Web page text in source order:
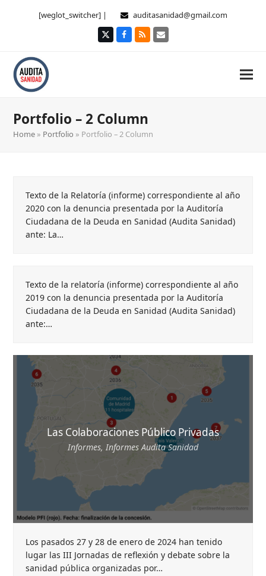
[weglot_switcher] | auditasanidad@gmail.com
TwitterFacebook
RSS Correo
Portfolio – 2 Column
Home » Portfolio » Portfolio – 2 Column
Texto de la Relatoría (informe) correspondiente al año
2020 con la denuncia presentada por la Auditoría
Ciudadana de la Deuda en Sanidad (Audita Sanidad)
ante: La…
Texto de la relatoría (informe) correspondiente al año
2019 con la denuncia presentada por la Auditoría
Ciudadana de la Deuda en Sanidad (Audita Sanidad)
ante:…
Las Colaboraciones Público Privadas
Informes, Informes Audita Sanidad
Los pasados 27 y 28 de enero de 2024 han tenido
lugar las III Jornadas de reflexión y debate sobre la
sanidad pública organizadas por…